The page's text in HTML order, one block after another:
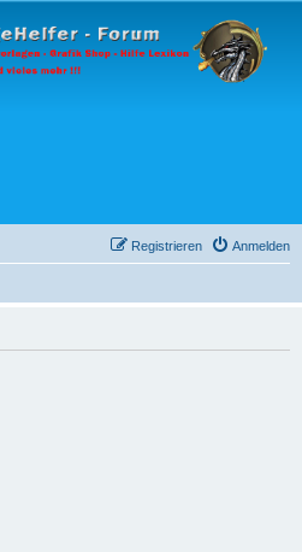
Anmelden
Registrieren